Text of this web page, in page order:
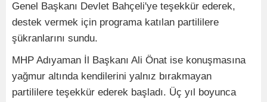
Genel Başkanı Devlet Bahçeli'ye teşekkür ederek,
destek vermek için programa katılan partililere
şükranlarını sundu.
MHP Adıyaman İl Başkanı Ali Önat ise konuşmasına
yağmur altında kendilerini yalnız bırakmayan
partililere teşekkür ederek başladı. Üç yıl boyunca